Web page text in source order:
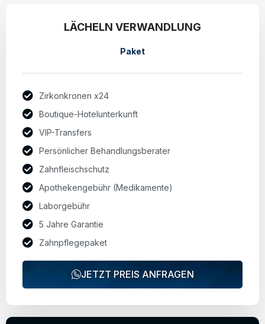
LÄCHELN VERWANDLUNG
Paket
Zirkonkronen x24
Boutique-Hotelunterkunft
VIP-Transfers
Persönlicher Behandlungsberater
Zahnfleischschutz
Apothekengebühr (Medikamente)
Laborgebühr
5 Jahre Garantie
Zahnpflegepaket
JETZT PREIS ANFRAGEN